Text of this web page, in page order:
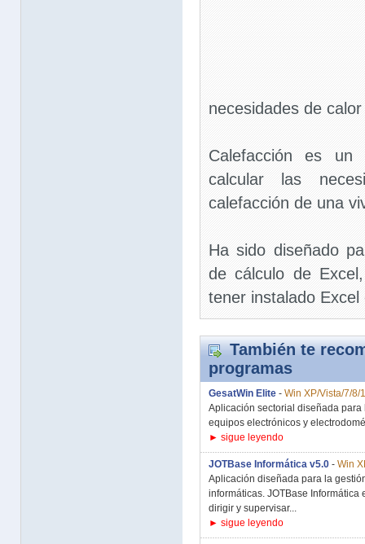
necesidades de
Calefacción es un
calcular las
calefacción de una
Ha sido diseñado
de cálculo de
tener instalado Excel
También te
programas
GesatWin Elite - Win XP/Vista/7/8/
Aplicación sectorial diseñada
equipos electrónicos y
► sigue leyendo
JOTBase Informática v5.0 - Win
Aplicación diseñada para la
informáticas. JOTBase
dirigir y supervisar...
► sigue leyendo